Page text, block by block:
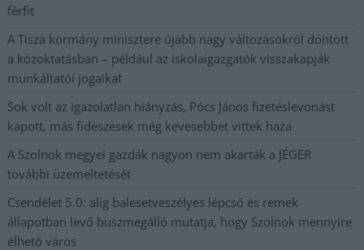
férfit
A Tisza kormány minisztere újabb nagy változásokról döntött
a közoktatásban – például az iskolaigazgatók visszakapják
munkáltatói jogaikat
Sok volt az igazolatlan hiányzás, Pócs János fizetéslevonást
kapott, más fideszesek még kevesebbet vittek haza
A Szolnok megyei gazdák nagyon nem akarták a JÉGER
további üzemeltetését
Csendélet 5.0: alig balesetveszélyes lépcső és remek
állapotban levő buszmegálló mutatja, hogy Szolnok mennyire
élhető város